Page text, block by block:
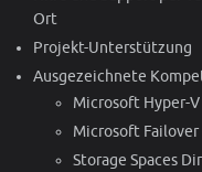
Ort
Projekt-Unterstützung
Ausgezeichnete
Microsoft Hyper-V
Microsoft
Storage Spaces